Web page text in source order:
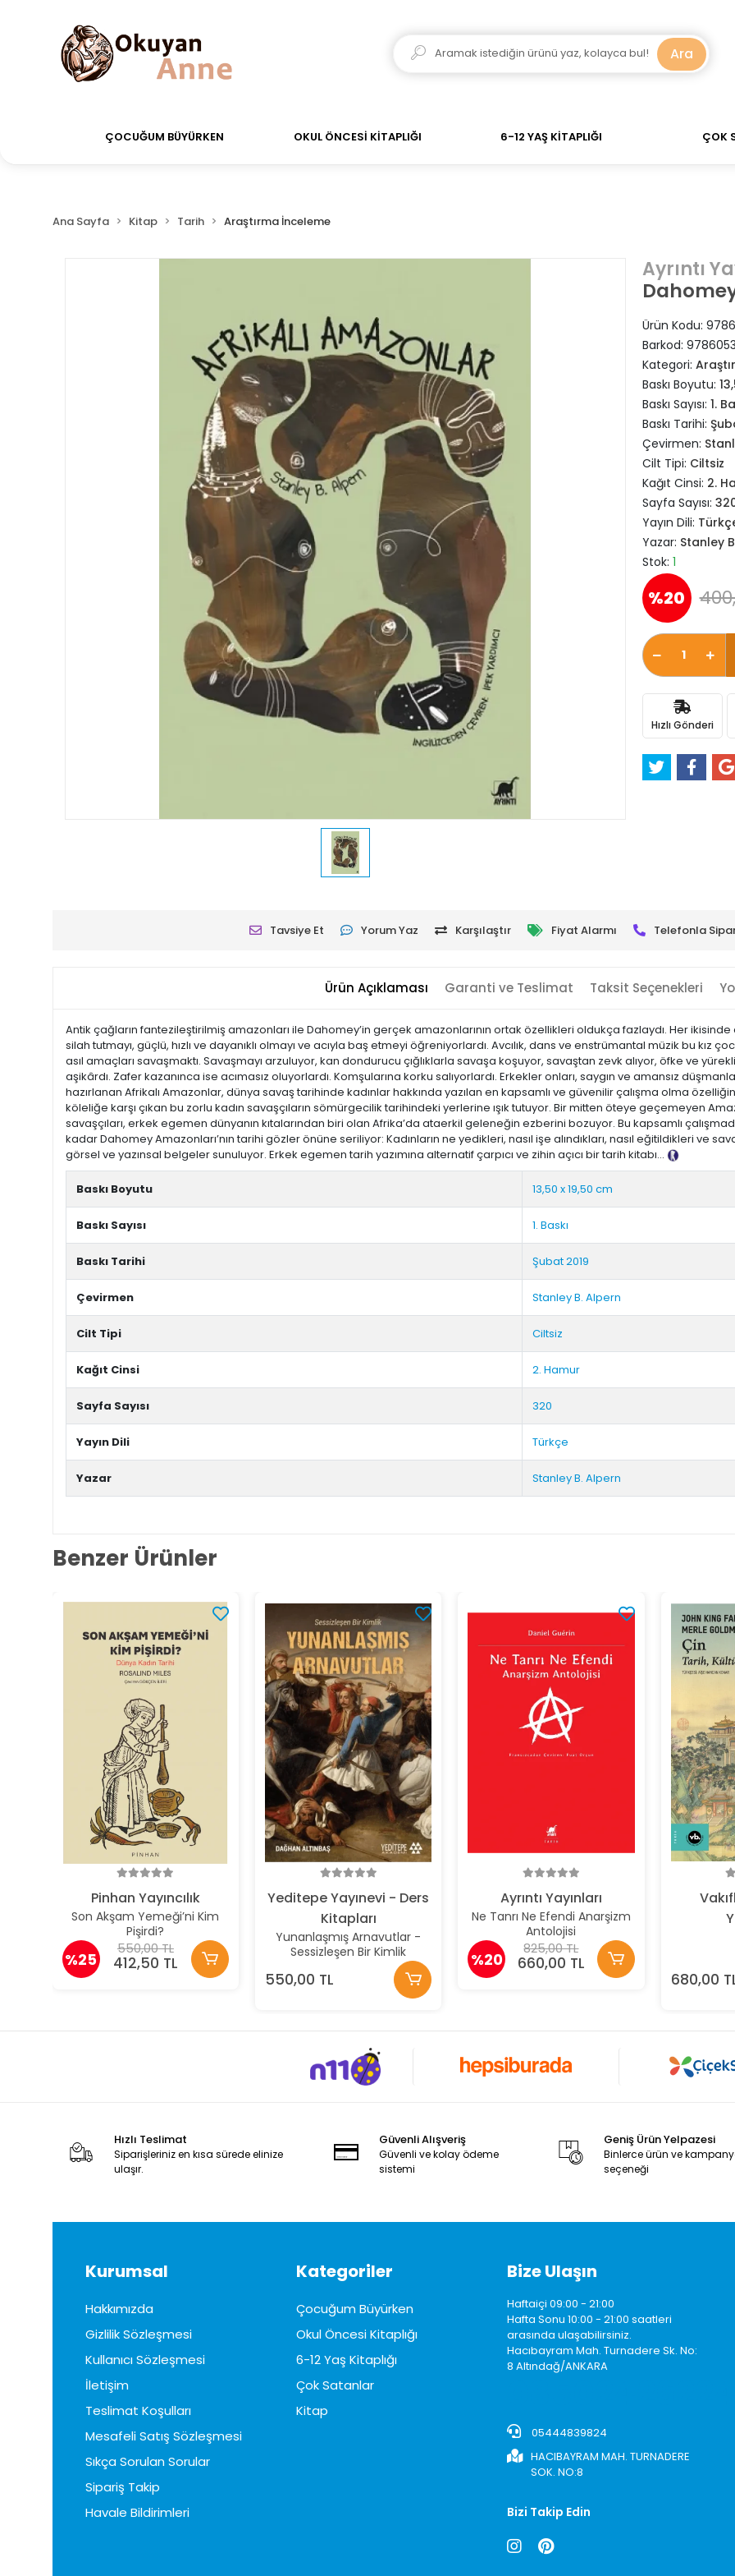
siparişler Aynı Gün Kargo! Saat 11:00'a kadar verdiğiniz siparişler Aynı Gün Kargo! 700 TL
Ara
ÇOCUĞUM BÜYÜRKEN OKUL ÖNCESİ KİTAPLIĞI 6-12 YAŞ KİTAPLIĞI ÇOK
Ana Sayfa Kitap Tarih Araştırma İnceleme
Ayrıntı
Ürün Kodu:
Barkod:
Kategori:
Baskı Boyutu:
Baskı Sayısı: 1.
Baskı Tarihi:
Çevirmen:
Cilt Tipi: Ciltsiz
Kağıt Cinsi: 2.
Sayfa Sayısı:
Yayın Dili:
Yazar: Stanley
Stok: 1
%20
Hızlı Gönderi
Tavsiye Et Yorum Yaz Karşılaştır Fiyat Alarmı Telefonla
Ürün Açıklaması Garanti ve Teslimat Taksit Seçenekleri
Antik çağların fantezileştirilmiş amazonları ile Dahomey’in gerçek amazonlarının ortak özellikleri oldukça fazlaydı. Her
silah tutmayı, güçlü, hızlı ve dayanıklı olmayı ve acıyla baş etmeyi öğreniyorlardı. Avcılık, dans ve enstrümantal müzik bu kız
asıl amaçları savaşmaktı. Savaşmayı arzuluyor, kan dondurucu çığlıklarla savaşa koşuyor, savaştan zevk alıyor, öfke ve
aşikârdı. Zafer kazanınca ise acımasız oluyorlardı. Komşularına korku salıyorlardı. Erkekler onları, saygın ve amansız
hazırlanan Afrikalı Amazonlar, dünya savaş tarihinde kadınlar hakkında yazılan en kapsamlı ve güvenilir çalışma olma
köleliğe karşı çıkan bu zorlu kadın savaşçıların sömürgecilik tarihindeki yerlerine ışık tutuyor. Bir mitten öteye geçemeyen
savaşçıları, erkek egemen dünyanın kıtalarından biri olan Afrika’da ataerkil geleneğin ezberini bozuyor. Bu kapsamlı
kadar Dahomey Amazonları’nın tarihi gözler önüne seriliyor: Kadınların ne yedikleri, nasıl işe alındıkları, nasıl eğitildikleri ve
görsel ve yazınsal belgeler sunuluyor. Erkek egemen tarih yazımına alternatif çarpıcı ve zihin açıcı bir tarih kitabı...
Tanıtım
Baskı Boyutu 13,50 x 19,50 cm
Baskı Sayısı 1. Baskı
Baskı Tarihi Şubat 2019
Çevirmen Stanley B. Alpern
Cilt Tipi Ciltsiz
Kağıt Cinsi 2. Hamur
Sayfa Sayısı 320
Yayın Dili Türkçe
Yazar Stanley B. Alpern
Benzer Ürünler
Pinhan Yayıncılık
Son Akşam Yemeği’ni Kim
Pişirdi?
%25
550,00 TL
412,50 TL
Yeditepe Yayınevi - Ders
Kitapları
Yunanlaşmış Arnavutlar -
Sessizleşen Bir Kimlik
550,00 TL
Ayrıntı Yayınları
Ne Tanrı Ne Efendi Anarşizm
Antolojisi
%20
825,00 TL
660,00 TL
680,00
Hızlı Teslimat
Siparişleriniz en kısa sürede elinize
ulaşır.
Güvenli Alışveriş
Güvenli ve kolay ödeme
sistemi
Geniş Ürün Yelpazesi
Binlerce ürün ve
seçeneği
Kurumsal
Hakkımızda
Gizlilik Sözleşmesi
Kullanıcı Sözleşmesi
İletişim
Teslimat Koşulları
Mesafeli Satış Sözleşmesi
Sıkça Sorulan Sorular
Sipariş Takip
Havale Bildirimleri
Kategoriler
Çocuğum Büyürken
Okul Öncesi Kitaplığı
6-12 Yaş Kitaplığı
Çok Satanlar
Kitap
Bize Ulaşın
Haftaiçi 09:00 - 21:00
Hafta Sonu 10:00 - 21:00 saatleri
arasında ulaşabilirsiniz.
Hacıbayram Mah. Turnadere Sk. No:
8 Altındağ/ANKARA
05444839824
HACIBAYRAM MAH. TURNADERE
SOK. NO:8
Bizi Takip Edin